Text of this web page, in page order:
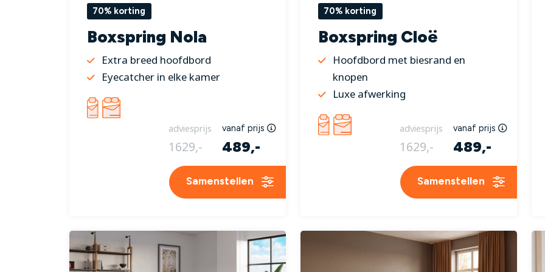
70% korting
Boxspring Nola
Extra breed hoofdbord
Eyecatcher in elke kamer
adviesprijs vanaf prijs
1629,- 489,-
Samenstellen
70% korting
Boxspring Cloë
Hoofdbord met biesrand en
knopen
Luxe afwerking
adviesprijs vanaf prijs
1629,- 489,-
Samenstellen